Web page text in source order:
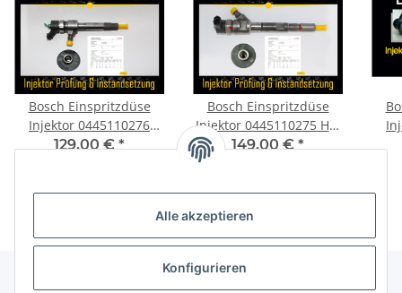
Alle akzeptieren
Konfigurieren
Bosch Einspritzdüse
Injektor 0445110276
Doblo Opel Astra Vectra
129,00 €*
Bosch Einspritzdüse
Injektor 0445110275 H-1
Kia Sorento 2.5 CRDi
Hyundai 0986435180
149,00 €*